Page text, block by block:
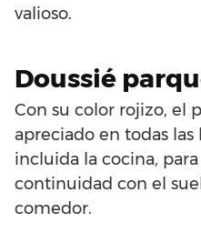
valioso.
Doussié
Con su color rojizo, el
apreciado en todas las
incluida la cocina,
continuidad con el
comedor.